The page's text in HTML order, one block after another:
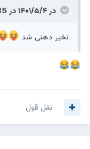
چه اندیشه ای با
و بگذارید طرف ،
در ۱۴۰۱/۵/۴ در 10:35،
نخیر دهنی شد
نقل قول